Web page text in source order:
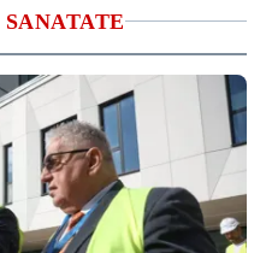
SANATATE